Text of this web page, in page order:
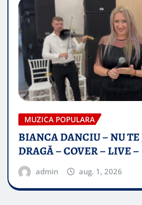
MUZICA POPULARA
BIANCA DANCIU – NU TE
DRAGĂ – COVER – LIVE –
admin aug. 1, 2026